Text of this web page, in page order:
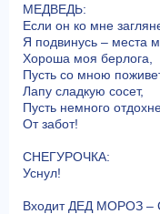
МЕДВЕДЬ:
Если он ко мне
Я подвинусь – места
Хороша моя берлога,
Пусть со мною
Лапу сладкую сосет,
Пусть немного
От забот!
СНЕГУРОЧКА:
Уснул!
Входит ДЕД МОРОЗ